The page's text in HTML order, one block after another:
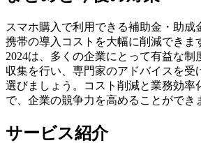
スマホ購入で利用できる補助金・助成
携帯の導入コストを大幅に削減できま
2024は、多くの企業にとって有益な制
収集を行い、専門家のアドバイスを受
選びましょう。コスト削減と業務効率
で、企業の競争力を高めることができ
サービス紹介